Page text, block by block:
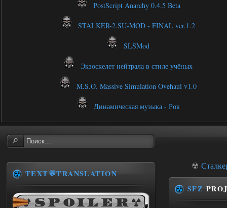
PostScript Anarchy 0.4.5 Beta
STALKER-2.SU-MOD - FINAL ver.1.2
SLSMod
Экзоскелет нейтрала в стиле учёных
M.S.O. Massive Simulation Ovehaul v1.0
Динамическая музыка - Рок
☢
SFZ
TEXT💬TRANSLATION